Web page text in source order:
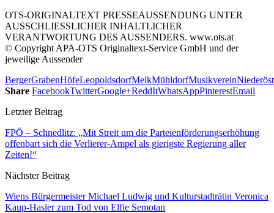
OTS-ORIGINALTEXT PRESSEAUSSENDUNG UNTER
AUSSCHLIESSLICHER INHALTLICHER
VERANTWORTUNG DES AUSSENDERS. www.ots.at
© Copyright APA-OTS Originaltext-Service GmbH und der
jeweilige Aussender
BergerGrabenHöfeLeopoldsdorfMelkMühldorfMusikverein
Share FacebookTwitterGoogle+ReddItWhatsAppPinterestEmail
Letzter Beitrag
FPÖ – Schnedlitz: „Mit Streit um die Parteienförderungserhöhung
offenbart sich die Verlierer-Ampel als gierigste Regierung aller
Zeiten!“
Nächster Beitrag
Wiens Bürgermeister Michael Ludwig und Kulturstadträtin Veronica
Kaup-Hasler zum Tod von Elfie Semotan